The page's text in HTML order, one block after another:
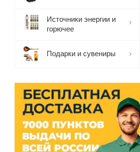
Источники энергии и
горючее
Подарки и сувениры